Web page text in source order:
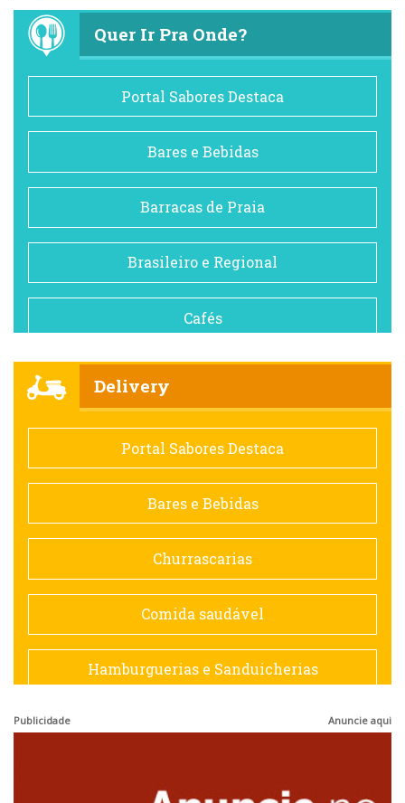
Quer Ir Pra Onde?
Portal Sabores Destaca
Bares e Bebidas
Barracas de Praia
Brasileiro e Regional
Cafés
Comida saudável
Contemporânea
Doceria
Espanhola
Francesa
Delivery
Portal Sabores Destaca
Bares e Bebidas
Churrascarias
Comida saudável
Hamburguerias e Sanduicherias
Publicidade Anuncie aqui